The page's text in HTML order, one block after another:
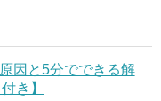
因と5分でできる解
き】